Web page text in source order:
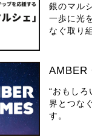
銀のマル
一歩に光
なぐ取り
AMBER
“おもしろ
界とつな
す。